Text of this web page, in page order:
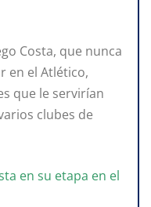
Costa, que nunca
en el Atlético,
que le servirían
clubes de
etapa en el